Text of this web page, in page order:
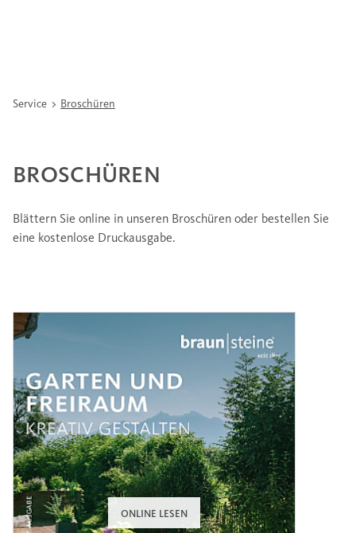
Service Broschüren
BROSCHÜREN
Blättern Sie online in unseren Broschüren oder bestellen Sie
eine kostenlose Druckausgabe.
ONLINE LESEN